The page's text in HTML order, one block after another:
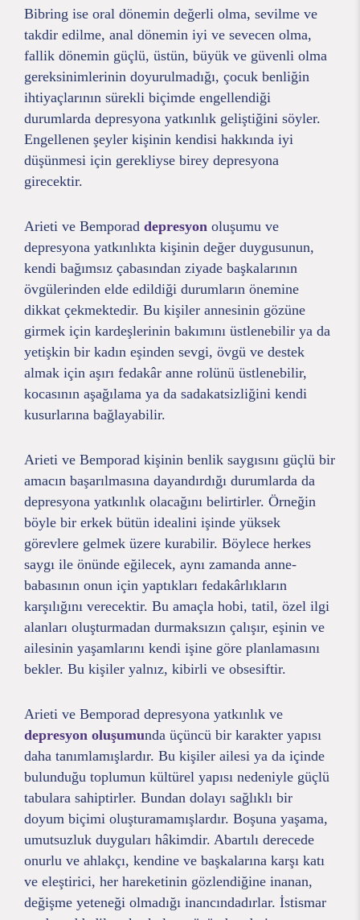
Bibring ise oral dönemin değerli olma, sevilme ve
takdir edilme, anal dönemin iyi ve sevecen olma,
fallik dönemin güçlü, üstün, büyük ve güvenli olma
gereksinimlerinin doyurulmadığı, çocuk benliğin
ihtiyaçlarının sürekli biçimde engellendiği
durumlarda depresyona yatkınlık geliştiğini söyler.
Engellenen şeyler kişinin kendisi hakkında iyi
düşünmesi için gerekliyse birey depresyona
girecektir.
Arieti ve Bemporad depresyon oluşumu ve
depresyona yatkınlıkta kişinin değer duygusunun,
kendi bağımsız çabasından ziyade başkalarının
övgülerinden elde edildiği durumların önemine
dikkat çekmektedir. Bu kişiler annesinin gözüne
girmek için kardeşlerinin bakımını üstlenebilir ya da
yetişkin bir kadın eşinden sevgi, övgü ve destek
almak için aşırı fedakâr anne rolünü üstlenebilir,
kocasının aşağılama ya da sadakatsizliğini kendi
kusurlarına bağlayabilir.
Arieti ve Bemporad kişinin benlik saygısını güçlü bir
amacın başarılmasına dayandırdığı durumlarda da
depresyona yatkınlık olacağını belirtirler. Örneğin
böyle bir erkek bütün idealini işinde yüksek
görevlere gelmek üzere kurabilir. Böylece herkes
saygı ile önünde eğilecek, aynı zamanda anne-
babasının onun için yaptıkları fedakârlıkların
karşılığını verecektir. Bu amaçla hobi, tatil, özel ilgi
alanları oluşturmadan durmaksızın çalışır, eşinin ve
ailesinin yaşamlarını kendi işine göre planlamasını
bekler. Bu kişiler yalnız, kibirli ve obsesiftir.
Arieti ve Bemporad depresyona yatkınlık ve
depresyon oluşumunda üçüncü bir karakter yapısı
daha tanımlamışlardır. Bu kişiler ailesi ya da içinde
bulunduğu toplumun kültürel yapısı nedeniyle güçlü
tabulara sahiptirler. Bundan dolayı sağlıklı bir
doyum biçimi oluşturamamışlardır. Boşuna yaşama,
umutsuzluk duyguları hâkimdir. Abartılı derecede
onurlu ve ahlakçı, kendine ve başkalarına karşı katı
ve eleştirici, her hareketinin gözlendiğine inanan,
değişme yeteneği olmadığı inancındadırlar. İstismar